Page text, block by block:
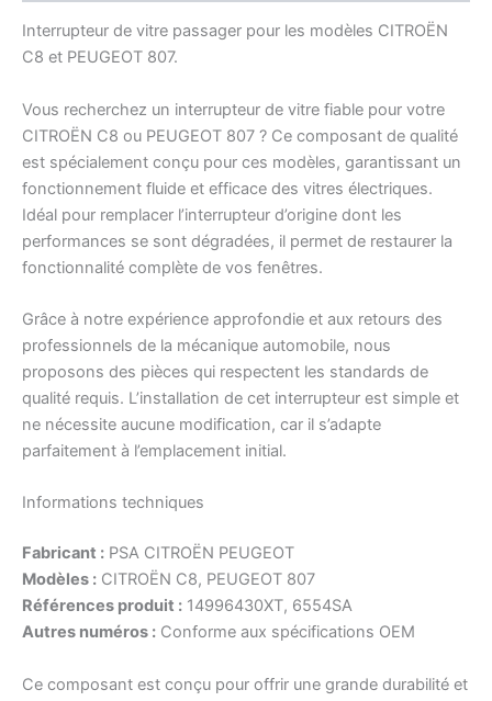
réf.
14996430XT,
Interrupteur de vitre passager pour les modèles CITROËN
C8 et PEUGEOT 807.
Vous recherchez un interrupteur de vitre fiable pour votre
CITROËN C8 ou PEUGEOT 807 ? Ce composant de qualité
est spécialement conçu pour ces modèles, garantissant un
fonctionnement fluide et efficace des vitres électriques.
Idéal pour remplacer l’interrupteur d’origine dont les
performances se sont dégradées, il permet de restaurer la
fonctionnalité complète de vos fenêtres.
Grâce à notre expérience approfondie et aux retours des
professionnels de la mécanique automobile, nous
proposons des pièces qui respectent les standards de
qualité requis. L’installation de cet interrupteur est simple et
ne nécessite aucune modification, car il s’adapte
parfaitement à l’emplacement initial.
Informations techniques
Fabricant : PSA CITROËN PEUGEOT
Modèles : CITROËN C8, PEUGEOT 807
Références produit : 14996430XT, 6554SA
Autres numéros : Conforme aux spécifications OEM
Ce composant est conçu pour offrir une grande durabilité et